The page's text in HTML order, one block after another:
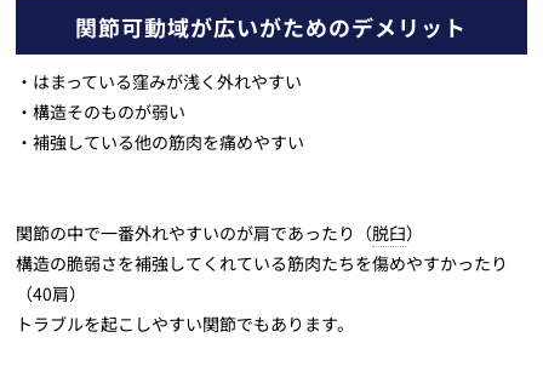
関節可動域が広いがためのデメリット
・はまっている窪みが浅く外れやすい
・構造そのものが弱い
・補強している他の筋肉を痛めやすい
関節の中で一番外れやすいのが肩であったり（脱臼）
構造の脆弱さを補強してくれている筋肉たちを傷めやすかったり
（40肩）
トラブルを起こしやすい関節でもあります。